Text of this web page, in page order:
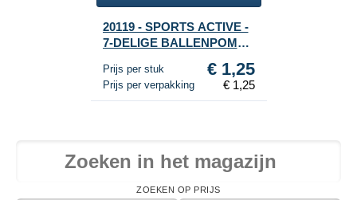
20119 - SPORTS ACTIVE -
7-DELIGE BALLENPOMP
Prijs per stuk € 1,25
Prijs per verpakking € 1,25
ZOEKEN OP PRIJS